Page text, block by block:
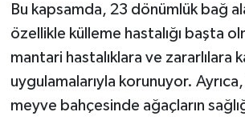
Bu kapsamda, 23 dönümlük bağ
özellikle külleme hastalığı başta
mantari hastalıklara ve zararlılara
uygulamalarıyla korunuyor.
meyve bahçesinde ağaçların